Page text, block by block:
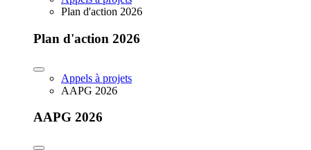
Plan d'action 2026
Plan d'action 2026
Appels à projets
AAPG 2026
AAPG 2026